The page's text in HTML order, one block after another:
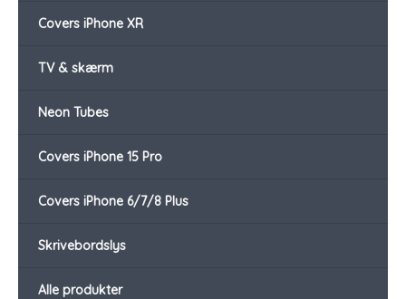
Covers iPhone XR
TV & skærm
Neon Tubes
Covers iPhone 15 Pro
Covers iPhone 6/7/8 Plus
Skrivebordslys
Alle produkter